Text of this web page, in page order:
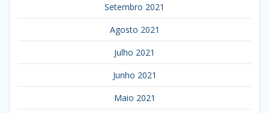
Setembro 2021
Agosto 2021
Julho 2021
Junho 2021
Maio 2021